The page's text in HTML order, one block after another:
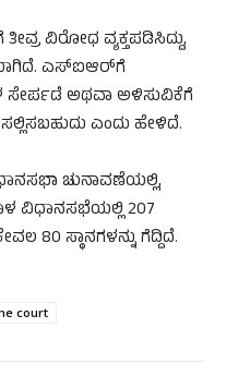
ವಿರೋಧ ವ್ಯಕ್ತಪಡಿಸಿದ್ದು,
ಎಸ್‌ಐಆರ್‌ಗೆ
ಅಥವಾ ಅಳಿಸುವಿಕೆಗೆ
ಎಂದು ಹೇಳಿದೆ.
ಚುನಾವಣೆಯಲ್ಲಿ,
ವಿಧಾನಸಭೆಯಲ್ಲಿ 207
80 ಸ್ಥಾನಗಳನ್ನು ಗೆದ್ದಿದೆ.
court